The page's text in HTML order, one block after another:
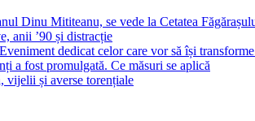
Dinu Mititeanu, se vede la Cetatea
anii ’90 și distracție
dedicat celor care vor să își
a fost promulgată. Ce măsuri se aplică
vijelii și averse torențiale